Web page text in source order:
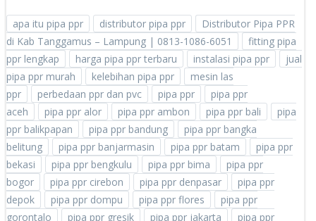
apa itu pipa ppr distributor pipa ppr
Distributor Pipa PPR
di Kab Tanggamus – Lampung | 0813-1086-6051
fitting pipa
ppr lengkap
harga pipa ppr terbaru instalasi pipa ppr
jual
pipa ppr murah
kelebihan pipa ppr
mesin las
ppr
perbedaan ppr dan pvc pipa ppr
pipa ppr
aceh
pipa ppr alor pipa ppr ambon pipa ppr bali
pipa
ppr balikpapan
pipa ppr bandung
pipa ppr bangka
belitung
pipa ppr banjarmasin pipa ppr batam
pipa ppr
bekasi
pipa ppr bengkulu pipa ppr bima
pipa ppr
bogor
pipa ppr cirebon pipa ppr denpasar
pipa ppr
depok
pipa ppr dompu pipa ppr flores
pipa ppr
gorontalo
pipa ppr gresik pipa ppr jakarta
pipa ppr